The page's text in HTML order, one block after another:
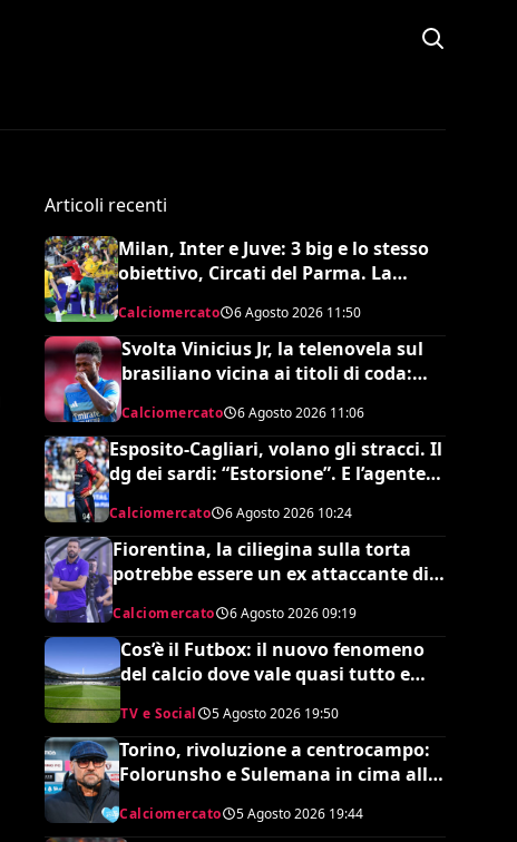
Articoli recenti
Milan, Inter e Juve: 3 big e lo stesso
obiettivo, Circati del Parma. La
richiesta è di 35 milioni
Calciomercato 6 Agosto 2026 11:50
Svolta Vinicius Jr, la telenovela sul
brasiliano vicina ai titoli di coda:
Calciomercato 6 Agosto 2026 11:06
Esposito-Cagliari, volano gli stracci. Il
dg dei sardi: “Estorsione”. E l’agente
risponde in maniera durissima
Calciomercato 6 Agosto 2026 10:24
Fiorentina, la ciliegina sulla torta
potrebbe essere un ex attaccante di
Calciomercato 6 Agosto 202609:19
Cos’è il Futbox: il nuovo fenomeno
del calcio dove vale quasi tutto e
TV e Social 5 Agosto 2026 19:50
Torino, rivoluzione a centrocampo:
Folorunsho e Sulemana in cima alla
Calciomercato 5 Agosto 2026 19:44